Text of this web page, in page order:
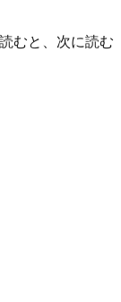
むと、次に読む